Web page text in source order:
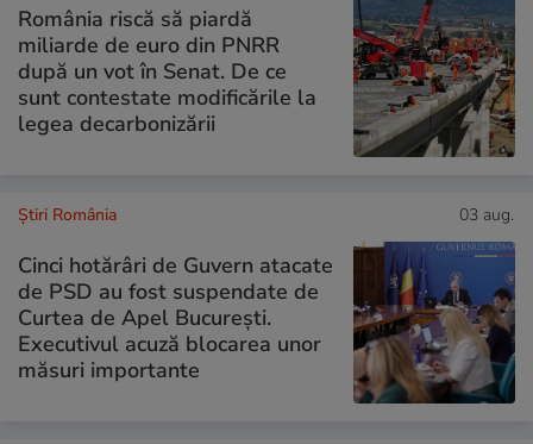
România riscă să piardă
miliarde de euro din PNRR
după un vot în Senat. De ce
sunt contestate modificările la
legea decarbonizării
Știri România 03 aug.
Cinci hotărâri de Guvern atacate
de PSD au fost suspendate de
Curtea de Apel București.
Executivul acuză blocarea unor
măsuri importante